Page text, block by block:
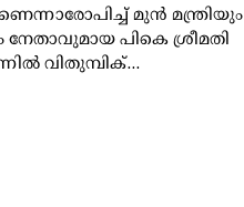
മുന്‍ മന്ത്രിയും
നേതാവുമായ പികെ ശ്രീമതി
വിതുമ്പിക്...